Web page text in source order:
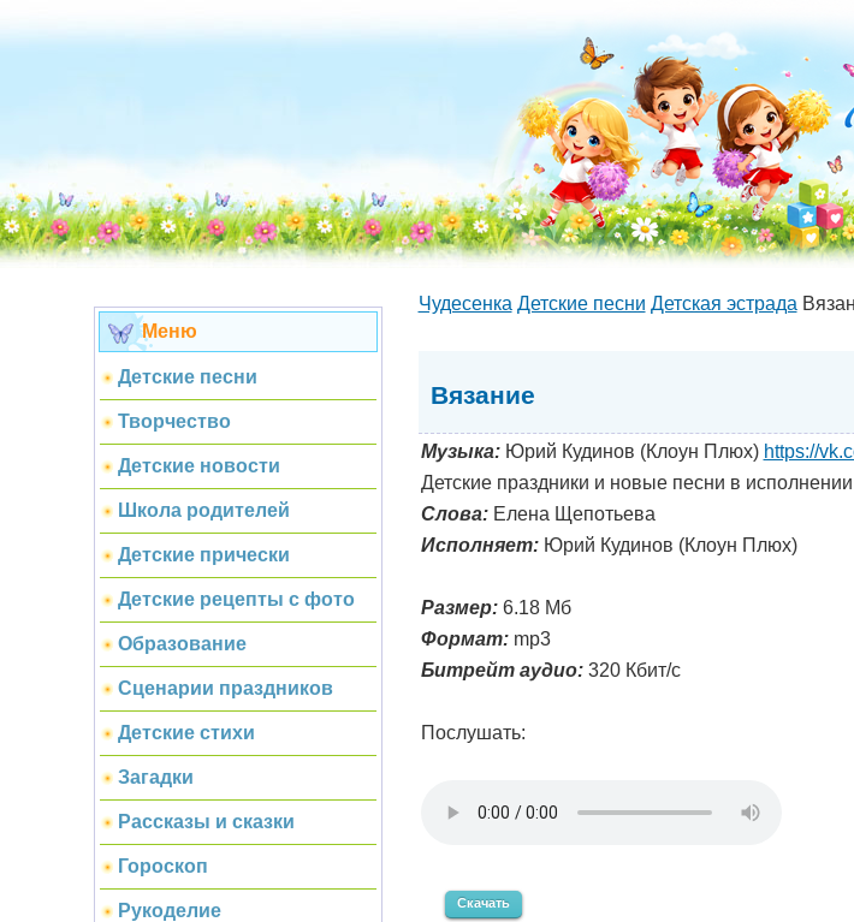
Меню
Детские песни
Творчество
Детские новости
Школа родителей
Детские прически
Детские рецепты с фото
Образование
Сценарии праздников
Детские стихи
Загадки
Рассказы и сказки
Гороскоп
Рукоделие
Чудесенка Детские песни Детская эстрада
Вязание
Музыка:Юрий Кудинов (Клоун Плюх) https://
Детские праздники и новые песни в
Слова:Елена Щепотьева
Исполняет:Юрий Кудинов (Клоун Плюх)
Размер:6.18 Мб
Формат:mp3
Битрейт аудио:320 Кбит/с
Послушать:
Скачать